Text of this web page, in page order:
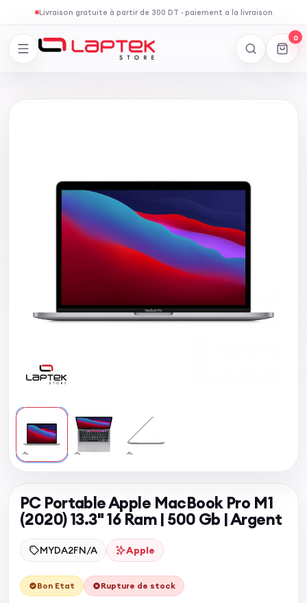
Livraison gratuite à partir de 300 DT ·paiement a la livraison
0
PC Portable Apple MacBook Pro M1
(2020) 13.3" 16 Ram | 500 Gb | Argent
MYDA2FN/A Apple
Bon Etat Rupture de stock